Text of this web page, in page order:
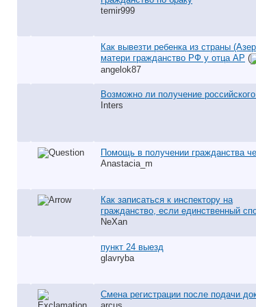
temir999
Как вывезти ребенка из страны
матери гражданство РФ у отца АР (
angelok87
Возможно ли получение
Inters
Помощь в получении гражданства
Anastacia_m
Как записаться к инспектору на
гражданство, если единственный
NeXan
пункт 24 выезд
glavryba
Смена регистрации после подачи